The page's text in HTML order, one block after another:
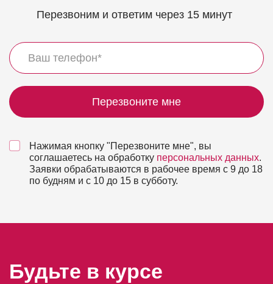
Перезвоним и ответим через 15 минут
Перезвоните мне
Нажимая кнопку "Перезвоните мне", вы
соглашаетесь на обработку персональных данных.
Заявки обрабатываются в рабочее время с 9 до 18
по будням и с 10 до 15 в субботу.
Будьте в курсе